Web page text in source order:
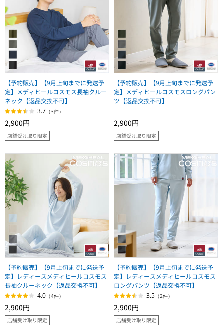
【予約販売】【9月上旬までに発送予
定】メディヒールコスモス長袖クルー
ネック【返品交換不可】
3.7 （3件）
2,900円
店舗受け取り限定
【予約販売】【9月上旬までに発送予
定】メディヒールコスモスロングパン
ツ【返品交換不可】
2,900円
店舗受け取り限定
【予約販売】【9月上旬までに発送予
定】レディースメディヒールコスモス
長袖クルーネック【返品交換不可】
4.0 （4件）
2,900円
店舗受け取り限定
【予約販売】【9月上旬までに発送予
定】レディースメディヒールコスモス
ロングパンツ【返品交換不可】
3.5 （2件）
2,900円
店舗受け取り限定